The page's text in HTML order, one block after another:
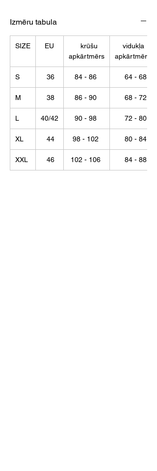
Izmēru tabula
SIZE EU
krūšu
apkārtmērs
vidukļa
apkārtmērs
S 36 84 - 86 64 - 68
M 38 86 - 90 68 - 72
L 40/42 90 - 98 72 - 80
XL 44 98 - 102 80 - 84
XXL 46 102 - 106 84 - 88